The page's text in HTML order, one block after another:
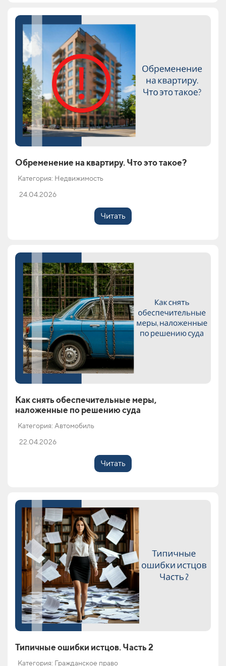
Обременение на квартиру. Что это такое?
Категория: Недвижимость
24.04.2026
Читать
Как снять обеспечительные меры,
наложенные по решению суда
Категория: Автомобиль
22.04.2026
Читать
Типичные ошибки истцов. Часть 2
Категория: Гражданское право